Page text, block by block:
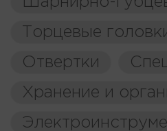
Торцевые
Отвертки
Хранение и